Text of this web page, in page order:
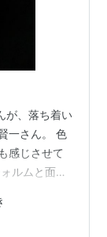
が、落ち着い
一さん。 色
感じさせて
ルムと面を
品は、ドラ
いマグカッ